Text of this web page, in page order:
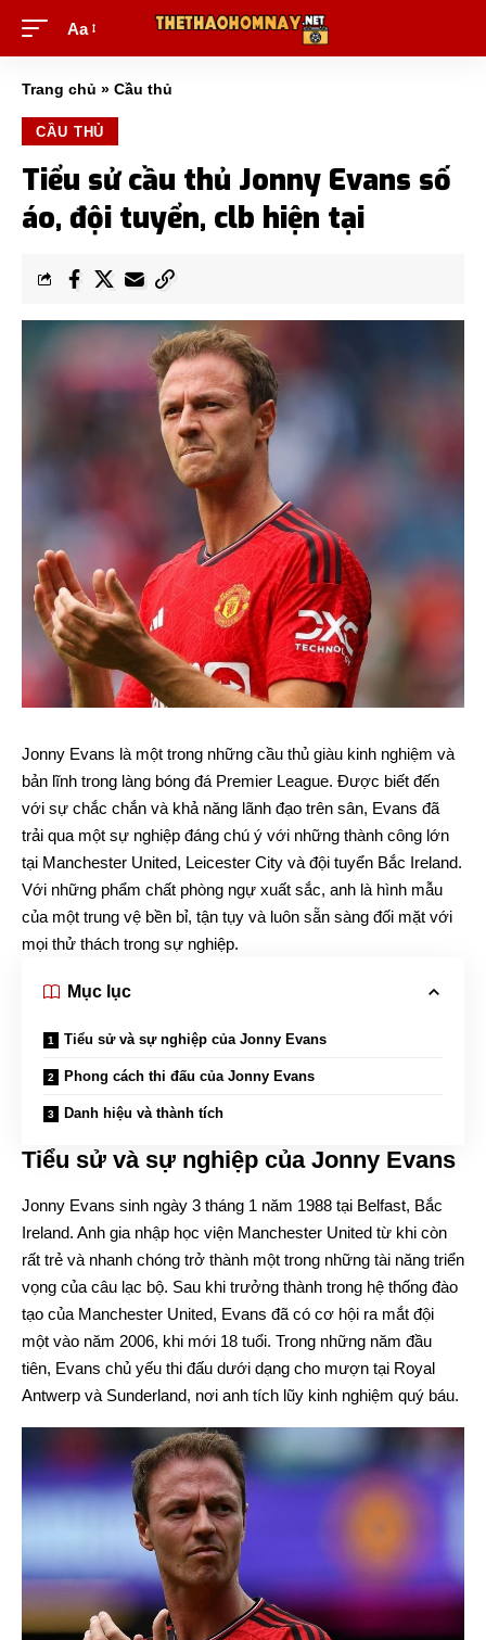
Aa
Trang chủ » Cầu thủ
CẦU THỦ
Tiểu sử cầu thủ Jonny Evans số
áo, đội tuyển, clb hiện tại
Jonny Evans là một trong những cầu thủ giàu kinh nghiệm và
bản lĩnh trong làng bóng đá Premier League. Được biết đến
với sự chắc chắn và khả năng lãnh đạo trên sân, Evans đã
trải qua một sự nghiệp đáng chú ý với những thành công lớn
tại Manchester United, Leicester City và đội tuyển Bắc Ireland.
Với những phẩm chất phòng ngự xuất sắc, anh là hình mẫu
của một trung vệ bền bỉ, tận tụy và luôn sẵn sàng đối mặt với
mọi thử thách trong sự nghiệp.
Mục lục
Tiểu sử và sự nghiệp của Jonny Evans
Phong cách thi đấu của Jonny Evans
Danh hiệu và thành tích
Tiểu sử và sự nghiệp của Jonny Evans
Jonny Evans sinh ngày 3 tháng 1 năm 1988 tại Belfast, Bắc
Ireland. Anh gia nhập học viện Manchester United từ khi còn
rất trẻ và nhanh chóng trở thành một trong những tài năng triển
vọng của câu lạc bộ. Sau khi trưởng thành trong hệ thống đào
tạo của Manchester United, Evans đã có cơ hội ra mắt đội
một vào năm 2006, khi mới 18 tuổi. Trong những năm đầu
tiên, Evans chủ yếu thi đấu dưới dạng cho mượn tại Royal
Antwerp và Sunderland, nơi anh tích lũy kinh nghiệm quý báu.